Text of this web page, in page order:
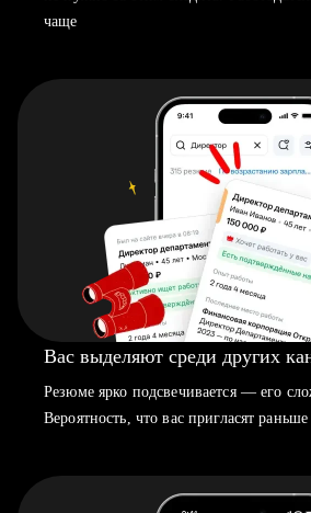
чаще
Вас выделяют среди других
Резюме ярко подсвечивается — его
Вероятность, что вас пригласят